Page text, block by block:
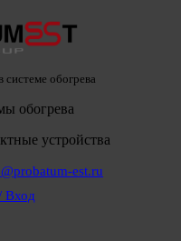
обогрева
обогрева
устройства
est.ru
Вход